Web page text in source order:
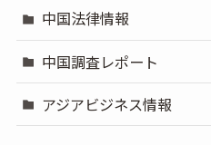
中国法律情報
中国調査レポート
アジアビジネス情報